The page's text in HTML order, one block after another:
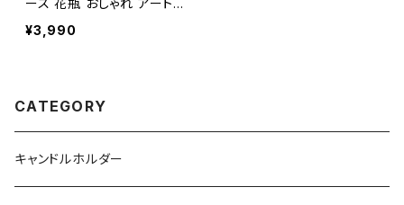
ース 花瓶 おしゃれ アート
NTFV007
¥3,990
CATEGORY
キャンドルホルダー